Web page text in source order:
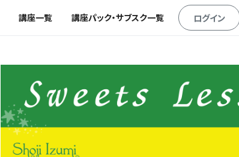
講座一覧 講座パック・サブスク一覧 ログイン